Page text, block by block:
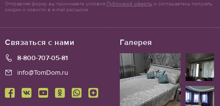
Галерея
Связаться с нами
8-800-707-05-81
info@TomDom.ru
Отправляя форму, вы принимаете условия Публичной оферты и соглашаетесь получать
скидки и новости в e-mail рассылке